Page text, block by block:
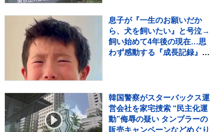
息子が『一生のお願いだか
ら、犬を飼いたい』と号泣→
飼い始めて4年後の現在…思
わず感動する『成長記録』が
韓国警察がスターバックス運
営会社を家宅捜索 “民主化運
動”侮辱の疑い タンブラーの
販売キャンペーンなどめぐり